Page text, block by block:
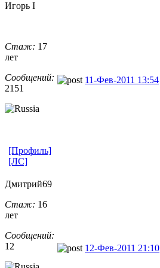
Игорь I
Стаж: 17
лет
Сообщений:
2151
11-Фев-2011 13:54
[Профиль]
[ЛС]
Дмитрий69
Стаж: 16
лет
Сообщений:
12
12-Фев-2011 21:10